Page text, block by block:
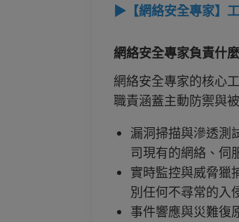
▶【網絡安全專家】
網絡安全專家負責什
網絡安全專家的核心
職責涵蓋主動防禦與
漏洞掃描與滲透測
司現有的網絡、伺
實時監控與威脅獵
別任何不尋常的入
事件響應與災難復